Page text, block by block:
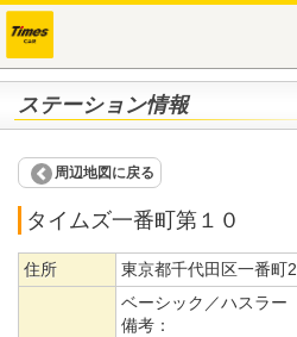
ステーション情報
周辺地図に戻る
タイムズ一番町第１０
住所 東京都千代田区一番町2
ベーシック／ハスラー
備考：